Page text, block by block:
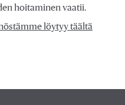
hoitaminen vaatii.
löytyy täältä